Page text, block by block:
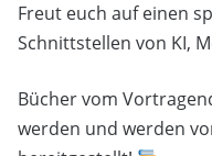
Freut euch auf einen
Schnittstellen von KI,
Bücher vom
werden und werden